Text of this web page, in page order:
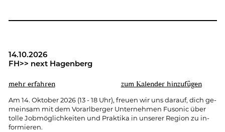
14.10.2026
FH>> next Ha­gen­berg
mehr er­fah­ren zum Ka­len­der hin­zu­fü­gen
Am 14. Ok­to­ber 2026 (13 - 18 Uhr), freu­en wir uns dar­auf, dich ge­
mein­sam mit dem Vor­arl­ber­ger Un­ter­neh­men Fu­so­nic über
tolle Job­mög­lich­kei­ten und Prak­ti­ka in un­se­rer Re­gi­on zu in­
for­mie­ren.